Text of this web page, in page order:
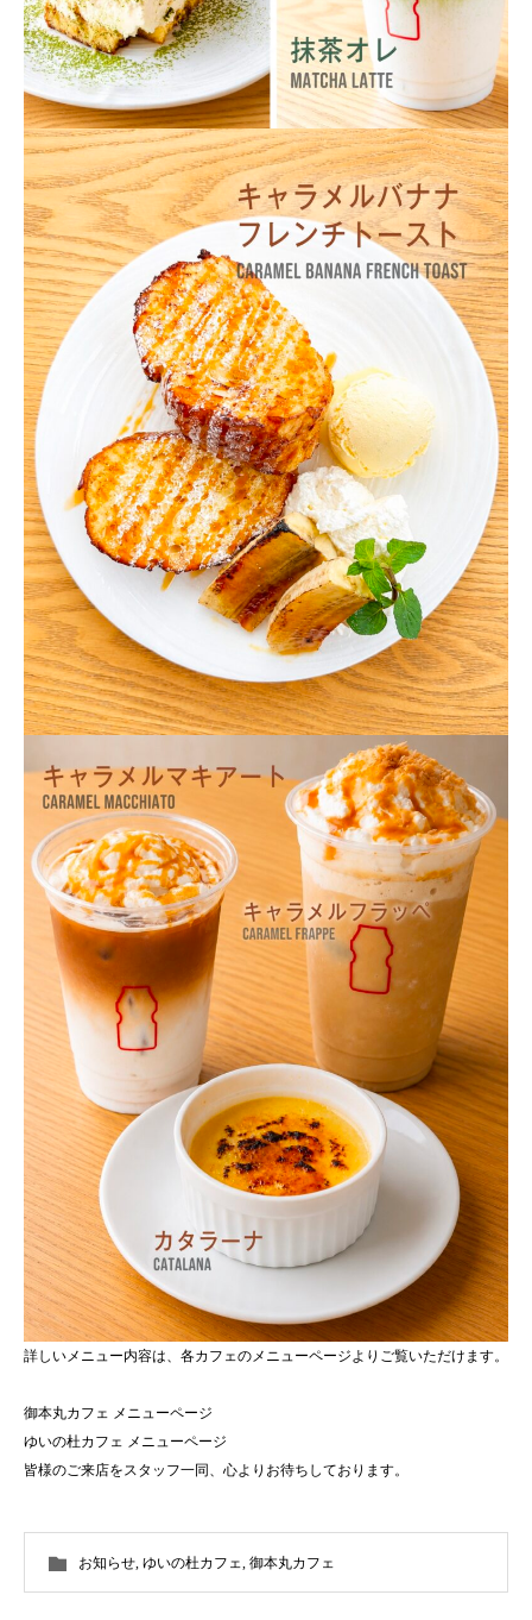
詳しいメニュー内容は、各カフェのメニューページよりご覧いただけます。
御本丸カフェ メニューページ
ゆいの杜カフェ メニューページ
皆様のご来店をスタッフ一同、心よりお待ちしております。
お知らせ, ゆいの杜カフェ, 御本丸カフェ